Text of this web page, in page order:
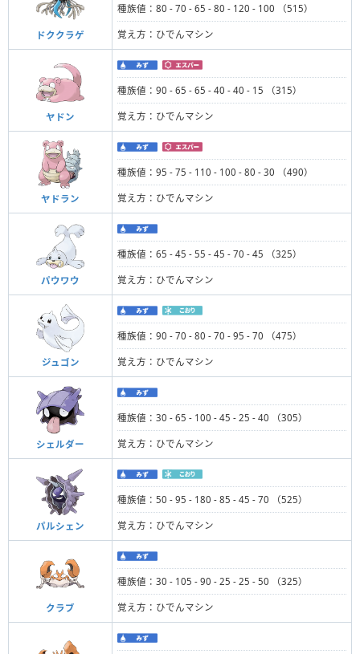
ドククラゲ
種族値：80 - 70 - 65 - 80 - 120 - 100 （515）
覚え方：ひでんマシン
ヤドン
種族値：90 - 65 - 65 - 40 - 40 - 15 （315）
覚え方：ひでんマシン
ヤドラン
種族値：95 - 75 - 110 - 100 - 80 - 30 （490）
覚え方：ひでんマシン
パウワウ
種族値：65 - 45 - 55 - 45 - 70 - 45 （325）
覚え方：ひでんマシン
ジュゴン
種族値：90 - 70 - 80 - 70 - 95 - 70 （475）
覚え方：ひでんマシン
シェルダー
種族値：30 - 65 - 100 - 45 - 25 - 40 （305）
覚え方：ひでんマシン
パルシェン
種族値：50 - 95 - 180 - 85 - 45 - 70 （525）
覚え方：ひでんマシン
クラブ
種族値：30 - 105 - 90 - 25 - 25 - 50 （325）
覚え方：ひでんマシン